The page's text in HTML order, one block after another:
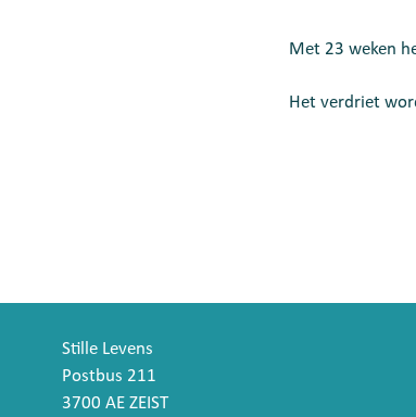
Met 23 weken
Het verdriet
Stille Levens
Postbus 211
3700 AE ZEIST